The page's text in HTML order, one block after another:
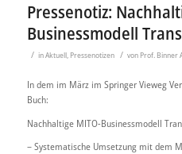
Pressenotiz:
Businessmodell
/ inAktuell, Pressenotizen / von Prof. Binner
In dem im März im Springer Vieweg
Buch:
Nachhaltige MITO-Businessmodell
– Systematische Umsetzung mit dem